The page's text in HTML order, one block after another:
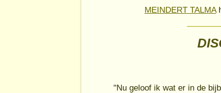
MEINDERT TALMA
"Nu geloof ik wat er in de